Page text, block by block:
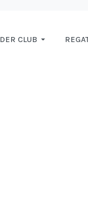
DER CLUB